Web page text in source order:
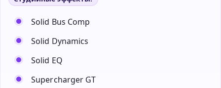
Solid Bus Comp
Solid Dynamics
Solid EQ
Supercharger GT